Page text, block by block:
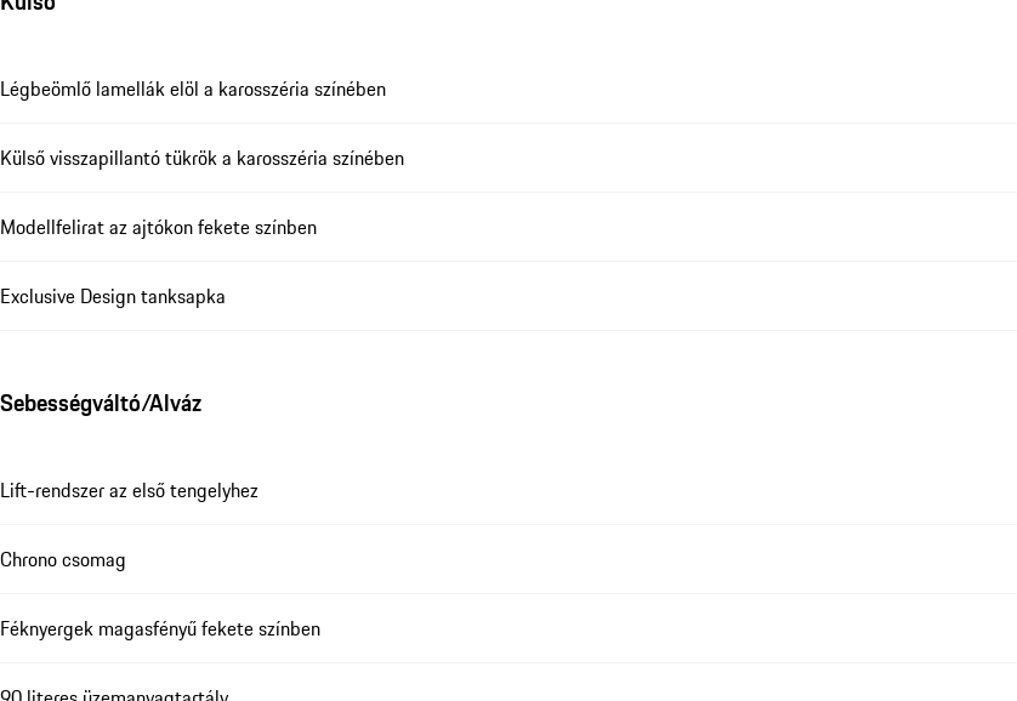
Légbeömlő lamellák elöl a karosszéria színében
Külső visszapillantó tükrök a karosszéria színében
Modellfelirat az ajtókon fekete színben
Exclusive Design tanksapka
Sebességváltó/Alváz
Lift-rendszer az első tengelyhez
Chrono csomag
Féknyergek magasfényű fekete színben